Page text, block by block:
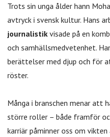
Trots sin unga ålder hann
avtryck i svensk kultur. Hans
journalistik visade på en
och samhällsmedvetenhet.
berättelser med djup och för
röster.
Många i branschen menar att
större roller – både framför
karriär påminner oss om